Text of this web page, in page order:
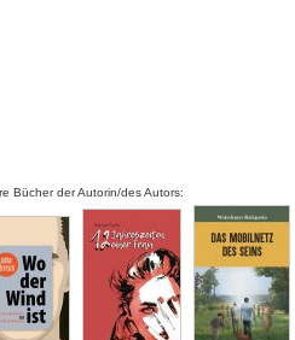
Bücher der Autorin/des Autors: